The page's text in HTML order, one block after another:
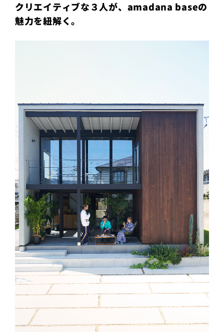
報
クリエイティブな３人が、amadana baseの
魅力を紐解く。